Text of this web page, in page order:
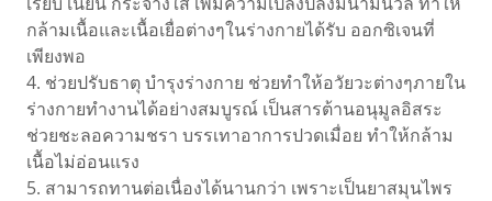
กล้ามเนื้อและเนื้อเยื่อต่างๆในร่างกายได้รับ ออกซิเจนที่
เพียงพอ
4. ช่วยปรับธาตุ บำรุงร่างกาย ช่วยทำให้อวัยวะต่างๆภายใน
ร่างกายทำงานได้อย่างสมบูรณ์ เป็นสารต้านอนุมูลอิสระ
ช่วยชะลอความชรา บรรเทาอาการปวดเมื่อย ทำให้กล้าม
เนื้อไม่อ่อนแรง
5. สามารถทานต่อเนื่องได้นานกว่า เพราะเป็นยาสมุนไพร